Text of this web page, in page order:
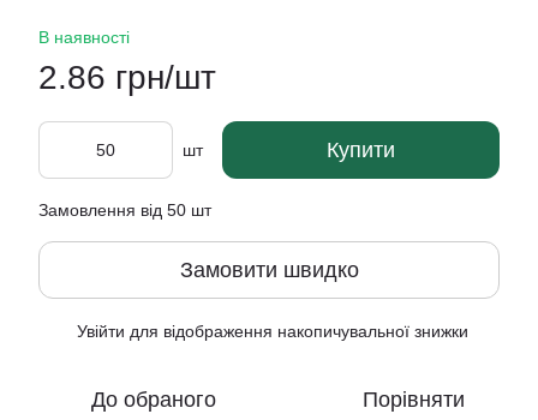
В наявності
2.86 грн/шт
шт Купити
Замовлення від 50 шт
Замовити швидко
Увійти для відображення накопичувальної знижки
До обраного Порівняти